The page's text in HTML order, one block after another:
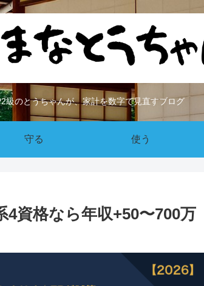
級のとうちゃんが、家計を数字で見直すブログ
守る 使う
4資格なら年収+50〜700万